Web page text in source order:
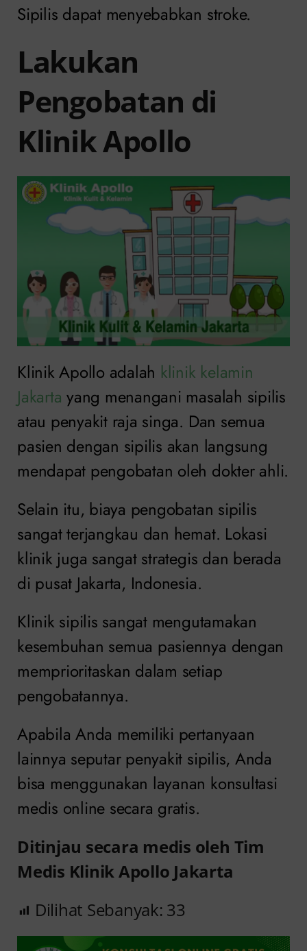
Sipilis dapat menyebabkan stroke.
Lakukan
Pengobatan di
Klinik Apollo
Klinik Apollo adalah klinik kelamin
Jakarta yang menangani masalah sipilis
atau penyakit raja singa. Dan semua
pasien dengan sipilis akan langsung
mendapat pengobatan oleh dokter ahli.
Selain itu, biaya pengobatan sipilis
sangat terjangkau dan hemat. Lokasi
klinik juga sangat strategis dan berada
di pusat Jakarta, Indonesia.
Klinik sipilis sangat mengutamakan
kesembuhan semua pasiennya dengan
memprioritaskan dalam setiap
pengobatannya.
Apabila Anda memiliki pertanyaan
lainnya seputar penyakit sipilis, Anda
bisa menggunakan layanan konsultasi
medis online secara gratis.
Ditinjau secara medis oleh Tim
Medis Klinik Apollo Jakarta
Dilihat Sebanyak: 33